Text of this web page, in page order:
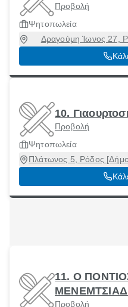
Προβολή
Ψητοπωλεία
Δραγούμη Ίωνος 27,
10.
Προβολή
Ψητοπωλεία
Πλάτωνος 5, Ρόδος
11. Ο
Προβολή